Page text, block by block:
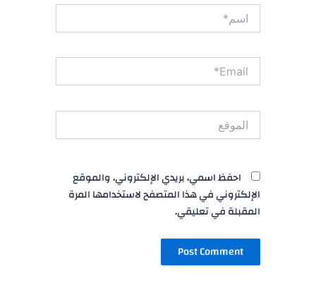
اسم*
Email*
الموقع
احفظ اسمي، بريدي الإلكتروني، والموقع
الإلكتروني في هذا المتصفح لاستخدامها المرة
المقبلة في تعليقي.